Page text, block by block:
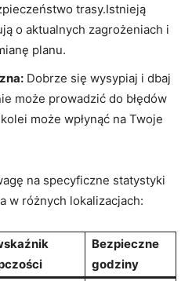
trasy.Istnieją
o aktualnych zagrożeniach i
planu.
Dobrze się wysypiaj i dbaj
‌może prowadzić do błędów
może wpłynąć na⁢ Twoje
na specyficzne statystyki
w różnych lokalizacjach:
Bezpieczne
godziny